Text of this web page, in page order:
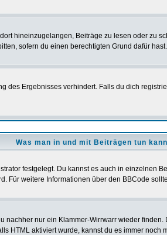
hineinzugelangen, Beiträge zu lesen oder zu
sofern du einen berechtigten Grund dafür hast.
Ergebnisses verhindert. Falls du dich
Was man in und mit Beiträgen tun kann
festgelegt. Du kannst es auch in einzelnen
Für weitere Informationen über den BBCode
nachher nur ein Klammer-Wirrwarr wieder finden.
HTML aktiviert wurde, kannst du es immer